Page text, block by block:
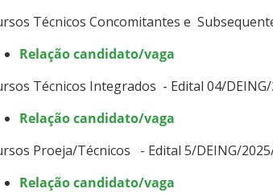
Técnicos Concomitantes e
Relação candidato/vaga
Técnicos Integrados - Edital 04/
Relação candidato/vaga
Proeja/Técnicos - Edital 5/DEING/
Relação candidato/vaga​